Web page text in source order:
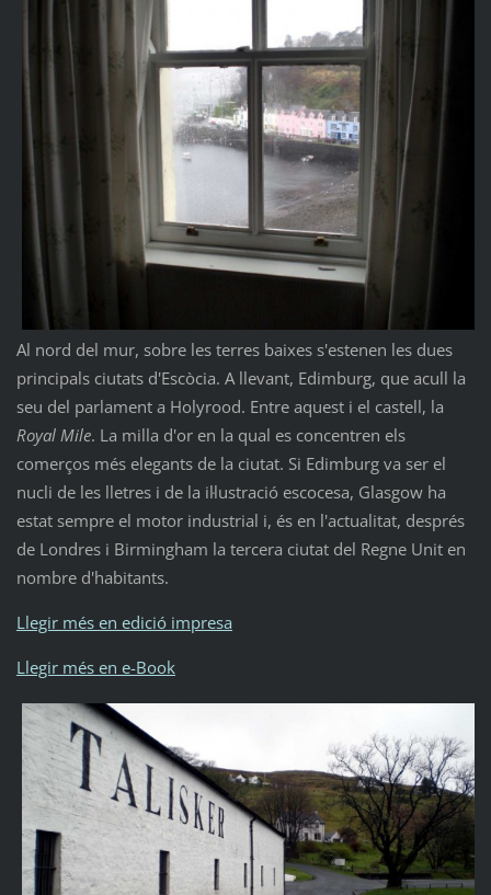
Al nord del mur, sobre les terres baixes s'estenen les dues
principals ciutats d'Escòcia. A llevant, Edimburg, que acull la
seu del parlament a Holyrood. Entre aquest i el castell, la
Royal Mile. La milla d'or en la qual es concentren els
comerços més elegants de la ciutat. Si Edimburg va ser el
nucli de les lletres i de la il·lustració escocesa, Glasgow ha
estat sempre el motor industrial i, és en l'actualitat, després
de Londres i Birmingham la tercera ciutat del Regne Unit en
nombre d'habitants.
Llegir més en edició impresa
Llegir més en e-Book